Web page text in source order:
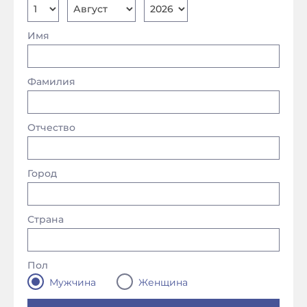
Имя
Фамилия
Отчество
Страна
Город
Пол
Мужчина
Женщина